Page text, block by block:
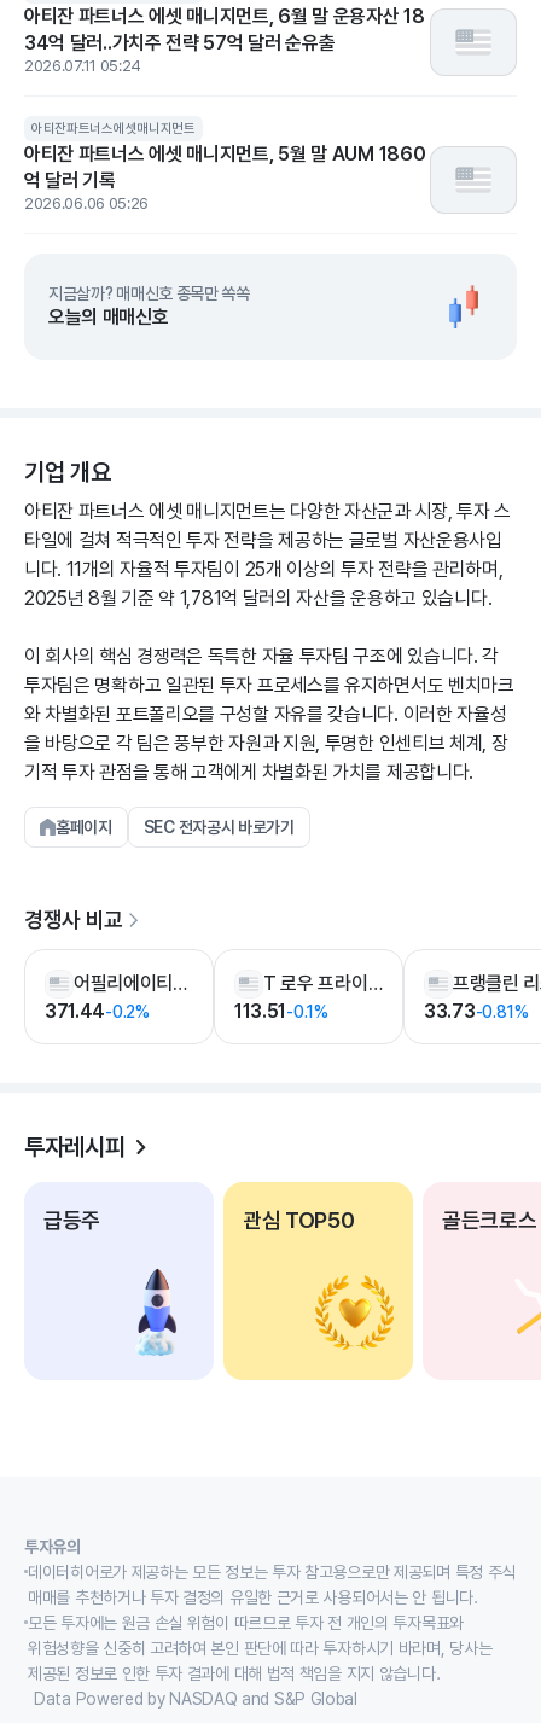
아티잔 파트너스 에셋 매니지먼트, 6월 말 운용자산 18
34억 달러..가치주 전략 57억 달러 순유출
2026.07.11 05:24
아티잔파트너스에셋매니지먼트
아티잔 파트너스 에셋 매니지먼트, 5월 말 AUM 1860
억 달러 기록
2026.06.06 05:26
지금살까? 매매신호 종목만 쏙쏙
오늘의 매매신호
기업 개요
아티잔 파트너스 에셋 매니지먼트는 다양한 자산군과 시장, 투자 스
타일에 걸쳐 적극적인 투자 전략을 제공하는 글로벌 자산운용사입
니다. 11개의 자율적 투자팀이 25개 이상의 투자 전략을 관리하며,
2025년 8월 기준 약 1,781억 달러의 자산을 운용하고 있습니다.
이 회사의 핵심 경쟁력은 독특한 자율 투자팀 구조에 있습니다. 각
투자팀은 명확하고 일관된 투자 프로세스를 유지하면서도 벤치마크
와 차별화된 포트폴리오를 구성할 자유를 갖습니다. 이러한 자율성
을 바탕으로 각 팀은 풍부한 자원과 지원, 투명한 인센티브 체계, 장
기적 투자 관점을 통해 고객에게 차별화된 가치를 제공합니다.
홈페이지 SEC 전자공시 바로가기
경쟁사 비교
어필리에이티드매니저스그룹
371.44-0.2%
T 로우 프라이스
113.51-0.1% 33.73-0.81%
투자레시피
급등주 관심 TOP50 골든크로스
투자유의
데이터히어로가 제공하는 모든 정보는 투자 참고용으로만 제공되며 특정 주식
매매를 추천하거나 투자 결정의 유일한 근거로 사용되어서는 안 됩니다.
모든 투자에는 원금 손실 위험이 따르므로 투자 전 개인의 투자목표와
위험성향을 신중히 고려하여 본인 판단에 따라 투자하시기 바라며, 당사는
제공된 정보로 인한 투자 결과에 대해 법적 책임을 지지 않습니다.
Data Powered by NASDAQ and S&P Global